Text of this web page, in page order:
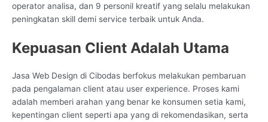
operator analisa, dan 9 personil kreatif yang selalu melakukan
peningkatan skill demi service terbaik untuk Anda.
Kepuasan Client Adalah Utama
Jasa Web Design di Cibodas berfokus melakukan pembaruan
pada pengalaman client atau user experience. Proses kami
adalah memberi arahan yang benar ke konsumen setia kami,
kepentingan client seperti apa yang di rekomendasikan, serta